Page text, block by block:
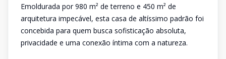
Emoldurada por 980 m² de terreno e 450 m² de
arquitetura impecável, esta casa de altíssimo padrão foi
concebida para quem busca sofisticação absoluta,
privacidade e uma conexão íntima com a natureza.